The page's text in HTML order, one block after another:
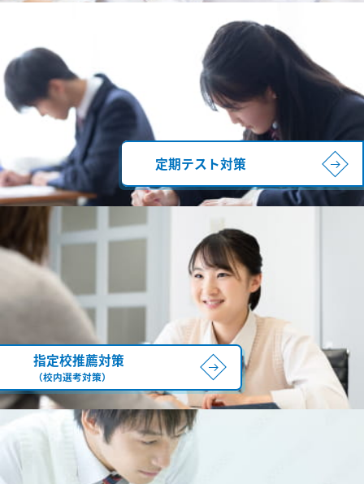
定期テスト対策
指定校推薦対策
（校内選考対策）